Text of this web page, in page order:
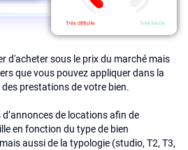
d'acheter sous le prix du marché mais
que vous pouvez appliquer dans la
prestations de votre bien.
de locations afin de
en fonction du type de bien
aussi de la typologie (studio, T2, T3,